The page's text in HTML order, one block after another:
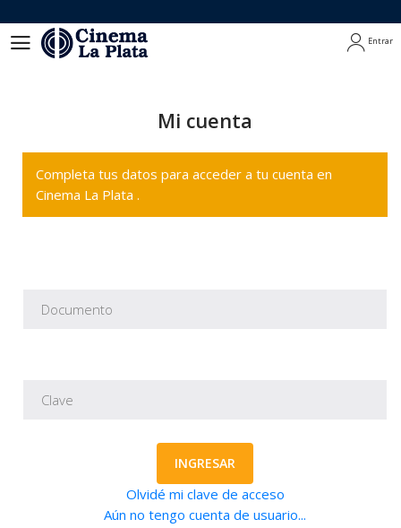
Entrar
Mi cuenta
Completa tus datos para acceder a tu cuenta en
Cinema La Plata .
INGRESAR
Olvidé mi clave de acceso
Aún no tengo cuenta de usuario...